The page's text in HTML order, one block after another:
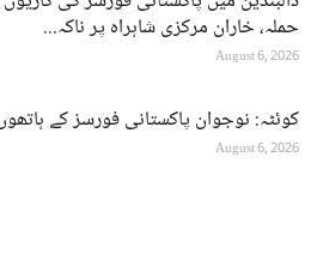
حملہ، خاران مرکزی شاہراہ پر ناکہ...
August 6, 2026
کوئٹہ: نوجوان پاکستانی فورسز کے
August 6, 2026